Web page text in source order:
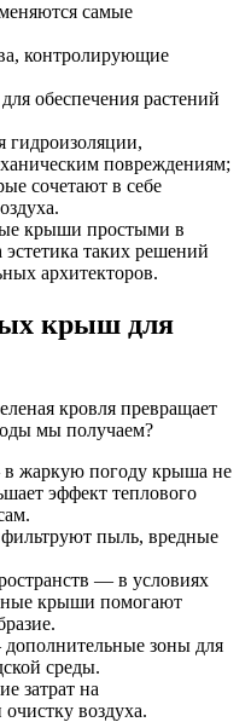
самые
контролирующие
обеспечения растений
повреждениям;
сочетают в себе
крыши простыми в
таких решений
архитекторов.
крыш для
кровля превращает
мы получаем?
жаркую погоду крыша не
эффект теплового
пыль, вредные
— в условиях
крыши помогают
зоны для
среды.
затрат на
воздуха.